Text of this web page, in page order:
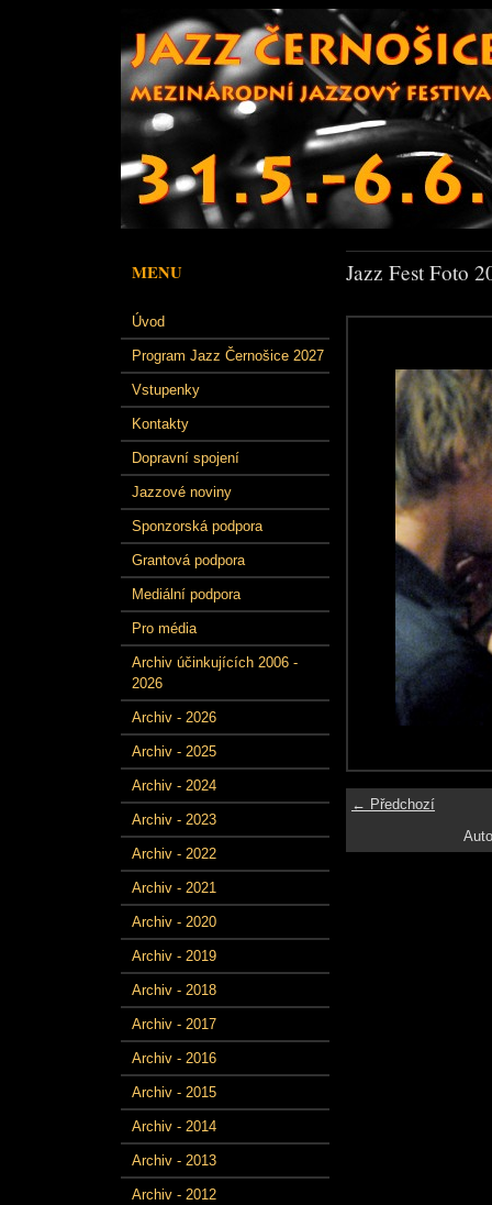
MENU
Úvod
Program Jazz Černošice 2027
Vstupenky
Kontakty
Dopravní spojení
Jazzové noviny
Sponzorská podpora
Grantová podpora
Mediální podpora
Pro média
Archiv účinkujících 2006 -
2026
Archiv - 2026
Archiv - 2025
Archiv - 2024
Archiv - 2023
Archiv - 2022
Archiv - 2021
Archiv - 2020
Archiv - 2019
Archiv - 2018
Archiv - 2017
Archiv - 2016
Archiv - 2015
Archiv - 2014
Archiv - 2013
Archiv - 2012
Jazz Fest Foto
← Předchozí